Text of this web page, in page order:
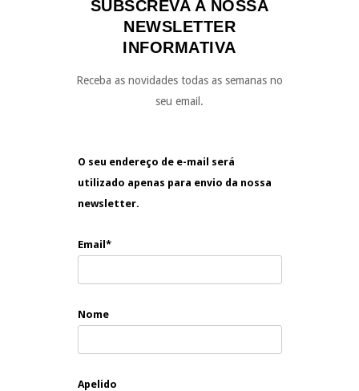
SUBSCREVA A NOSSA
NEWSLETTER
INFORMATIVA
Receba as novidades todas as semanas no
seu email.
O seu endereço de e-mail será
utilizado apenas para envio da nossa
newsletter.
Email*
Nome
Apelido